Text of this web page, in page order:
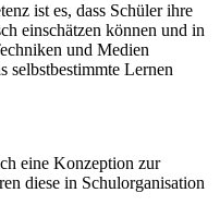
ist es, dass Schüler ihre
einschätzen können und in
und Medien
selbstbestimmte Lernen
eine Konzeption zur
diese in Schulorganisation